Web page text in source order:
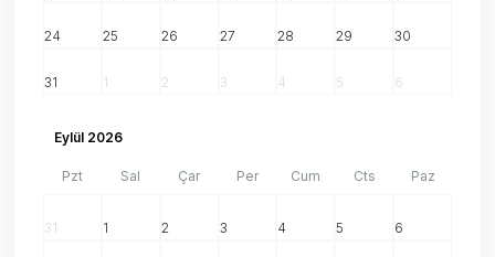
24 25 26 27 28 29 30
31 1 2 3 4 5 6
Eylül 2026
Pzt Sal Çar Per Cum Cts Paz
31 1 2 3 4 5 6